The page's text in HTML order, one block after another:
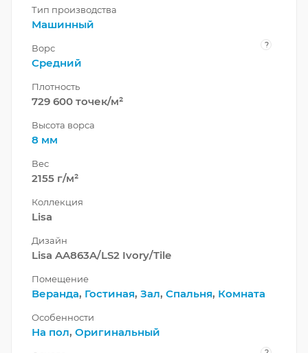
Тип производства
Машинный
Ворс ?
Средний
Плотность
729 600 точек/м²
Высота ворса
8 мм
Вес
2155 г/м²
Коллекция
Lisa
Дизайн
Lisa AA863A/LS2 Ivory/Tile
Помещение
Веранда, Гостиная, Зал, Спальня, Комната
Особенности
На пол, Оригинальный